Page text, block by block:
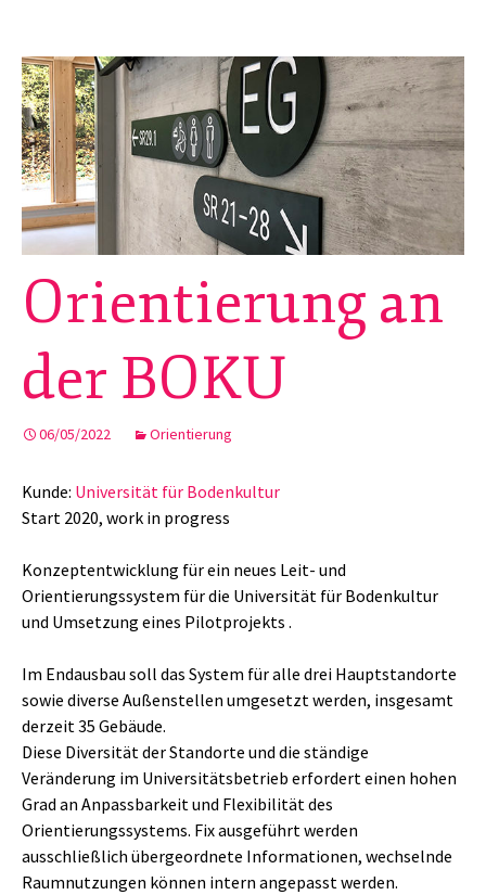
Orientierung an
der BOKU
06/05/2022 Orientierung
Kunde: Universität für Bodenkultur
Start 2020, work in progress
Konzeptentwicklung für ein neues Leit- und
Orientierungssystem für die Universität für Bodenkultur
und Umsetzung eines Pilotprojekts .
Im Endausbau soll das System für alle drei Hauptstandorte
sowie diverse Außenstellen umgesetzt werden, insgesamt
derzeit 35 Gebäude.
Diese Diversität der Standorte und die ständige
Veränderung im Universitätsbetrieb erfordert einen hohen
Grad an Anpassbarkeit und Flexibilität des
Orientierungssystems. Fix ausgeführt werden
ausschließlich übergeordnete Informationen, wechselnde
Raumnutzungen können intern angepasst werden.